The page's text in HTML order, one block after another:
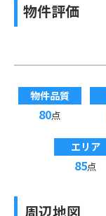
物件評価
物件品質
80点
エリア
85点
周辺地図